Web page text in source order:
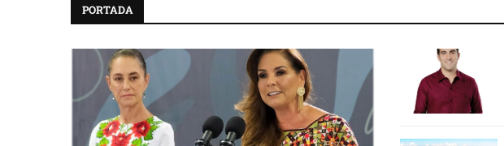
PORTADA